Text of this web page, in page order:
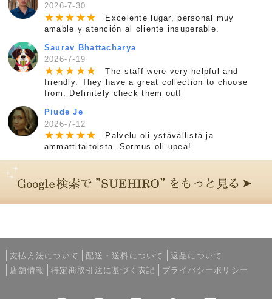
2026-7-30
★★★ ★★
Excelente lugar, personal muy
amable y atención al cliente insuperable.
Saurav Bhattacharya
2026-7-19
★★★ ★★
The staff were very helpful and
friendly. They have a great collection to choose
from. Definitely check them out!
Piude Je
2026-7-12
★★★ ★★
Palvelu oli ystävällistä ja
ammattitaitoista. Sormus oli upea!
支払方法について 配送・送料について
返品について
店舗情報
特定商取引法に基づく表記 プライバシーポリシー